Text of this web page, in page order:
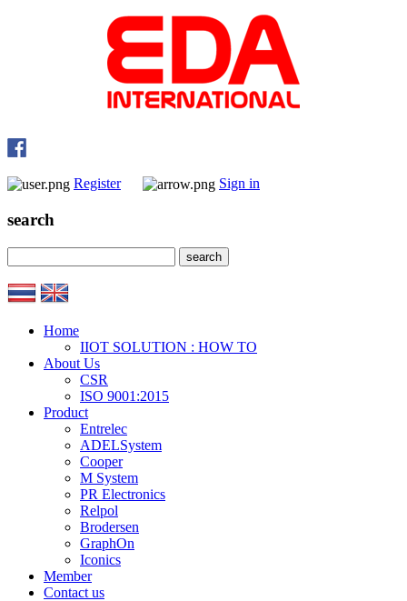
Register Sign in
search
Home
IIOT SOLUTION : HOW TO
About Us
CSR
ISO 9001:2015
Product
Entrelec
ADELSystem
Cooper
M System
PR Electronics
Relpol
Brodersen
GraphOn
Iconics
Member
Contact us